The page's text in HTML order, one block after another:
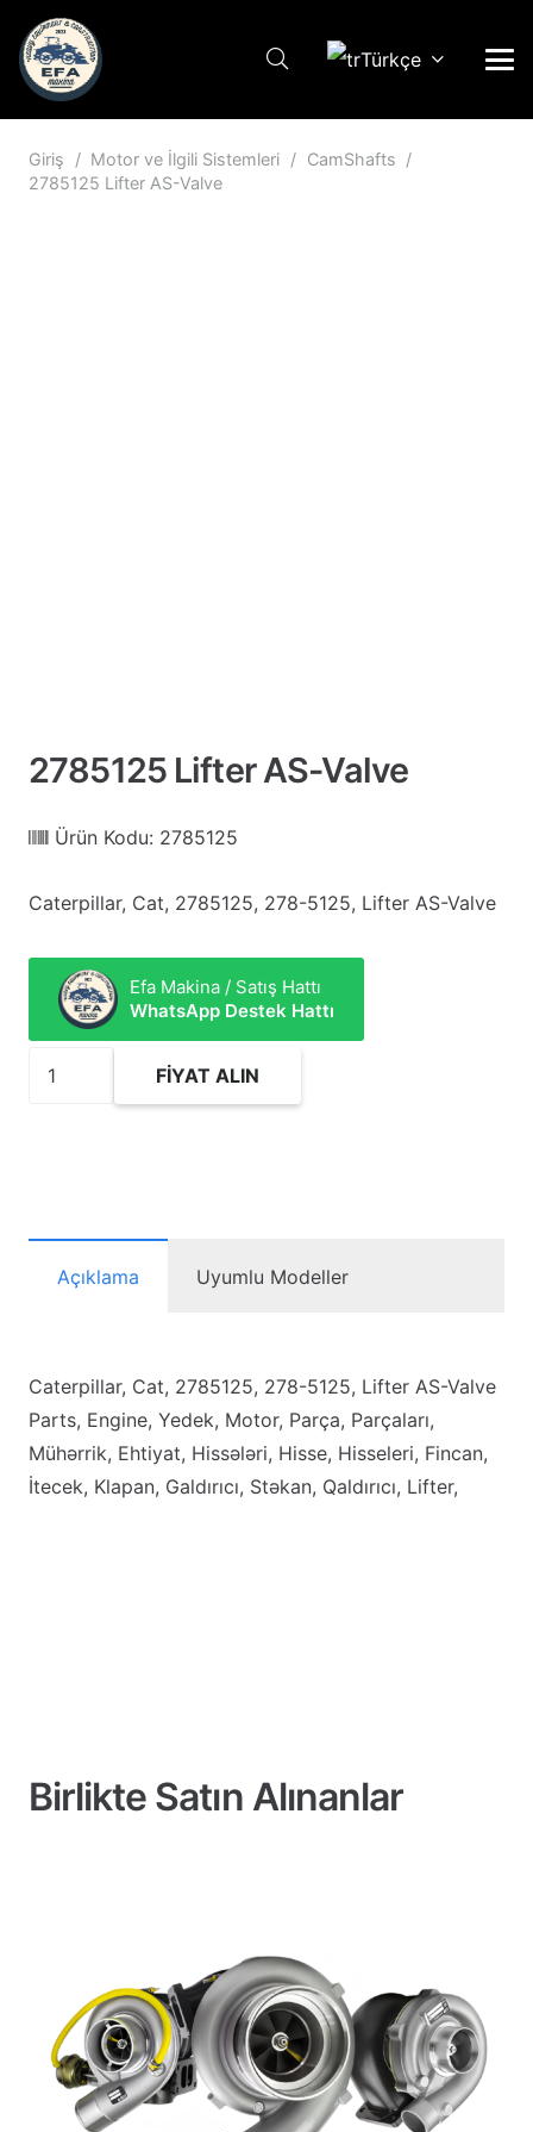
Türkçe
Giriş / Motor ve İlgili Sistemleri / CamShafts /
2785125 Lifter AS-Valve
2785125 Lifter AS-Valve
Ürün Kodu: 2785125
Caterpillar, Cat, 2785125, 278-5125, Lifter AS-Valve
Efa Makina / Satış Hattı
WhatsApp Destek Hattı
2785125
FIYAT ALIN
Açıklama Uyumlu Modeller
Caterpillar, Cat, 2785125, 278-5125, Lifter AS-Valve
Parts, Engine, Yedek, Motor, Parça, Parçaları,
Mühərrik, Ehtiyat, Hissələri, Hisse, Hisseleri, Fincan,
İtecek, Klapan, Galdırıcı, Stəkan, Qaldırıcı, Lifter,
Birlikte Satın Alınanlar